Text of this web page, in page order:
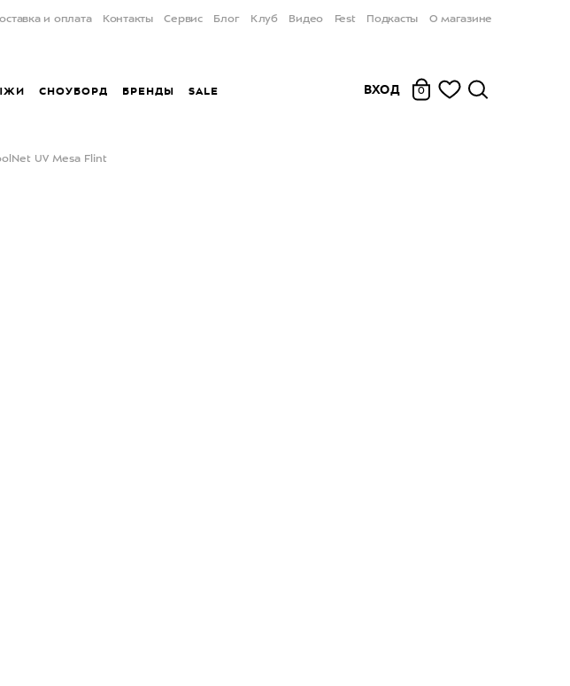
и оплата Контакты Сервис Блог Клуб Видео Fest Подкасты О магазине
СНОУБОРД БРЕНДЫ SALE ВХОД 0
UV Mesa Flint